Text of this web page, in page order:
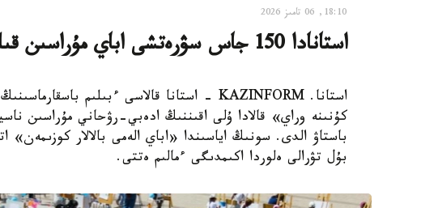
18:10, 06 تامىز 2026
استانادا 150 جاس سۋرەتشى اباي مۇراسىن قىلقالاممەن دارىپتەدى
كۇنىنە وراي» قالادا ۇلى اقىننىڭ ادەبي-رۋحاني مۇراسىن
باستاۋ الدى. سونىڭ اياسىندا «اباي الەمى بالالار
بۇل تۋرالى ەلوردا اكىمدىگى ءمالىم ەتتى.